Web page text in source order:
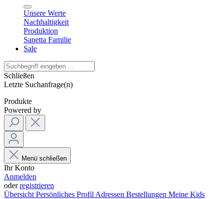
Unsere Werte
Nachhaltigkeit
Produktion
Sanetta Familie
Sale
Schließen
Letzte Suchanfrage(n)
Produkte
Powered by
Menü schließen
Ihr Konto
Anmelden
oderregistrieren
Übersicht Persönliches Profil Adressen Bestellungen Meine Kids